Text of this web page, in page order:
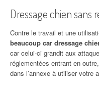
Dressage chien sans
Contre le travail et une
beaucoup car dressage
car celui-ci grandit aux
réglementées entrant en
dans l’annexe à utiliser votre